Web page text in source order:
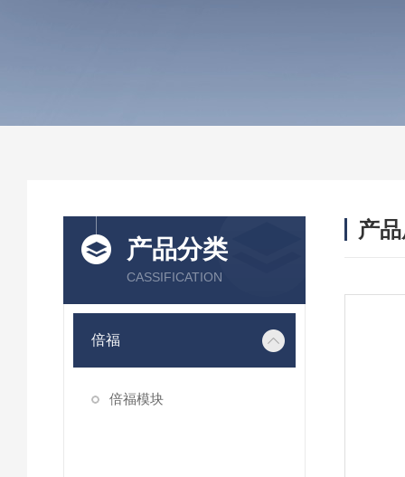
产品分类
CASSIFICATION
倍福
倍福模块
产